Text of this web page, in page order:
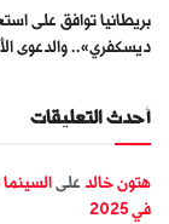
بريطانيا توافق على
ديسكفري».. والدعوى
أحدث التعليقات
هتون خالد على
في 2025